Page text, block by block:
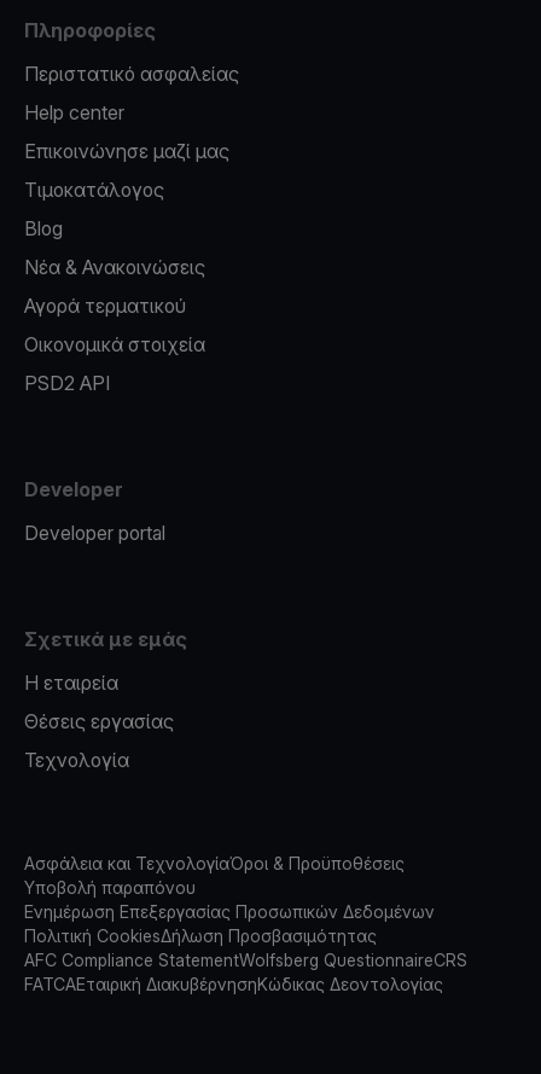
Πληροφορίες
Περιστατικό ασφαλείας
Help center
Επικοινώνησε μαζί μας
Τιμοκατάλογος
Blog
Νέα & Ανακοινώσεις
Αγορά τερματικού
Οικονομικά στοιχεία
PSD2 API
Developer
Developer portal
Σχετικά με εμάς
Η εταιρεία
Θέσεις εργασίας
Τεχνολογία
Ασφάλεια και ΤεχνολογίαΌροι & Προϋποθέσεις
Υποβολή παραπόνου
Ενημέρωση Επεξεργασίας Προσωπικών Δεδομένων
Πολιτική CookiesΔήλωση Προσβασιμότητας
AFC Compliance StatementWolfsberg QuestionnaireCRS
FATCAΕταιρική ΔιακυβέρνησηΚώδικας Δεοντολογίας